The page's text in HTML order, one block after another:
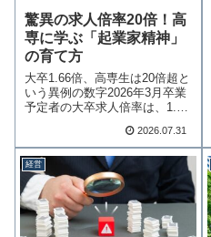
驚異の求人倍率20倍！高
専に学ぶ「起業家精神」
の育て方
大卒1.66倍、高専生は20倍超と
いう異例の数字2026年3月卒業
予定者の大卒求人倍率は、1.66
2026.07.31
経営